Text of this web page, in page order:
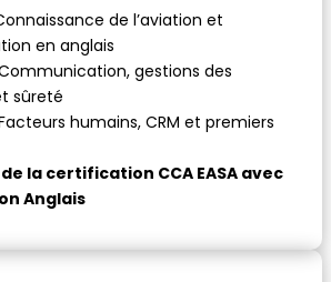
de l’aviation et
en anglais
gestions des
sûreté
humains, CRM et premiers
la certification CCA EASA avec
Anglais